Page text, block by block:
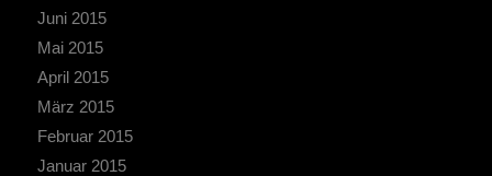
Juni 2015
Mai 2015
April 2015
März 2015
Februar 2015
Januar 2015